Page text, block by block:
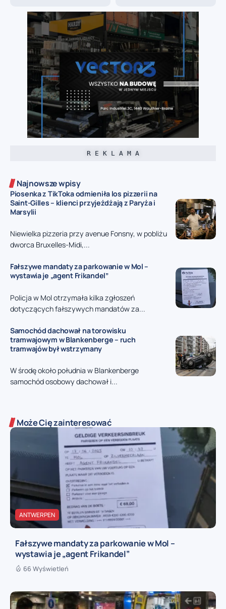
R E K L A M A
Najnowsze wpisy
Piosenka z TikToka odmieniła los pizzerii na
Saint-Gilles – klienci przyjeżdżają z Paryża i
Marsylii
Niewielka pizzeria przy avenue Fonsny, w pobliżu
dworca Bruxelles-Midi,...
Fałszywe mandaty za parkowanie w Mol –
wystawia je „agent Frikandel”
Policja w Mol otrzymała kilka zgłoszeń
dotyczących fałszywych mandatów za...
Samochód dachował na torowisku
tramwajowym w Blankenberge – ruch
tramwajów był wstrzymany
W środę około południa w Blankenberge
samochód osobowy dachował i...
Może Cię zainteresować
ANTWERPEN
Fałszywe mandaty za parkowanie w Mol –
wystawia je „agent Frikandel”
66 Wyświetleń